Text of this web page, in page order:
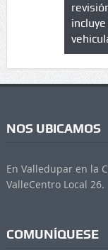
en
NOS UBICAMOS
En Valledupar en la
ValleCentro Local 26.
COMUNÍQUESE